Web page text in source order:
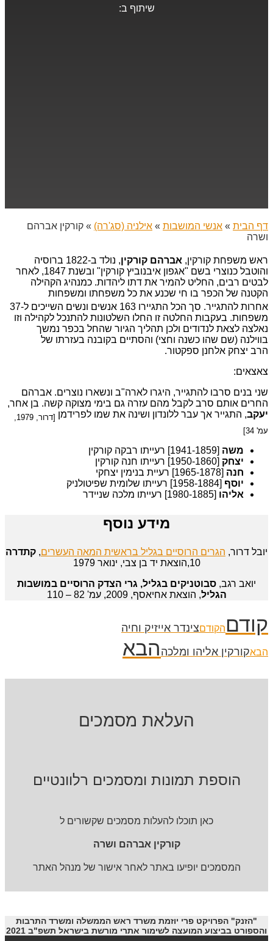
שיתוף ב:
דף הבית » אנשי המושבות » אילניה (סג'רה) » קורקין אברהם
ושרה
ראש משפחת קורקין, אברהם קורקין
, נולד ב-1822 ברוסיה
והוטבל כנוצרי בשם "אגפון איבנוביץ קורקין" ובשנת 1847, לאחר
לבטים רבים, החליט להמיר את דתו ליהדות. כמנהיג הקהילה
הקטנה של הכפר בו חי שכנע את כל משפחתו ומשפחות
אחרות להתגייר.
סך הכל התגיירו 163 אנשים ונשים השייכים ל-37
משפחות. בעקבות החלטה זו החלו השלטונות להתנכל לקהילה וזו
נאלצה לצאת לנדודים ולכן תהליך הגיור שהחל בכפר נמשך
בווילנה (שם שהו כשנה וחצי) והסתיים בקובנה בעזרתו של
הרב יצחק אלחנן ספקטור.
צאצאים:
שני בנים סרבו להתגייר, היגרו לארה"ב ונשארו נוצרים. אברהם
החרים אותם סרב לקבל מהם עזרה גם בימי מצוקה קשה. בן אחר,
יעקב, התגייר אך עבר ללונדון ושינה את שמו לפרידמן
[דרור, 1979,
עמ' 34]
משה [1941-1859] רעייתו רבקה קורקין
יצחק [1950-1860] רעייתו חנה קורקין
חנה [1965-1878] רעיית בנימין יצחקי
יוסף [1958-1884] רעייתו שלומית שפיטולניק
אליהו [1980-1885] רעייתו מלכה שניידר
מידע נוסף
יובל דרור, ‏ הגרים הרוסיים בגליל בראשית המאה העשרים, קתדרה
10,הוצאת יד בן צבי, ינואר 1979
יואב רגב, סבוטניקים בגליל, גרי הצדק הרוסיים במושבות
הגליל, הוצאת אחיאסף, 2009, עמ' 82 – 110
קודם הקודםצינדר אייזיק וחיה
הבאקורקין אליהו ומלכה הבא
העלאת מסמכים
הוספת תמונות ומסמכים רלוונטיים
כאן תוכלו להעלות מסמכים שקשורים ל
קורקין אברהם ושרה
המסמכים יופיעו באתר לאחר אישור של מנהל האתר
"הזנק" הפרויקט פרי יוזמת משרד ראש הממשלה ומשרד התרבות
והספורט בביצוע המועצה לשימור אתרי מורשת בישראל תשפ"ב 2021